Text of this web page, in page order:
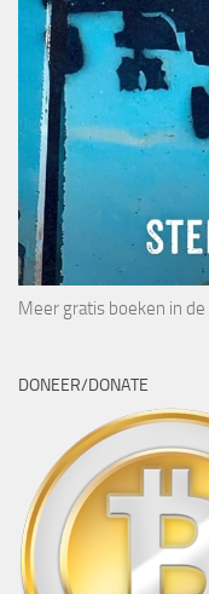
Meer gratis boeken in de
DONEER/DONATE